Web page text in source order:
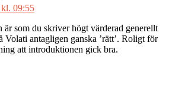
kl. 09:55
är som du skriver högt värderad generellt
Volati antagligen ganska ’rätt’. Roligt för
att introduktionen gick bra.